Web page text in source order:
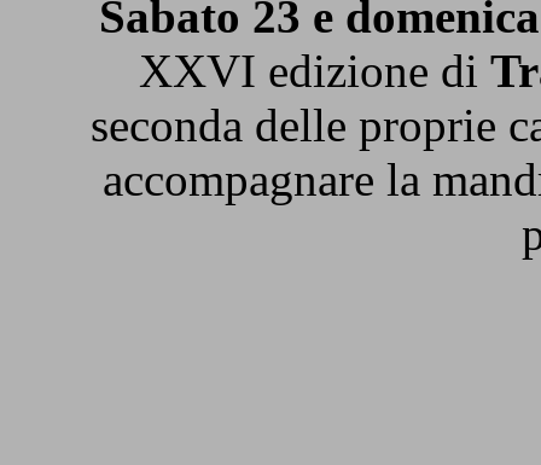
Sabato 23 e
XXVI edizione di
seconda delle proprie
accompagnare la